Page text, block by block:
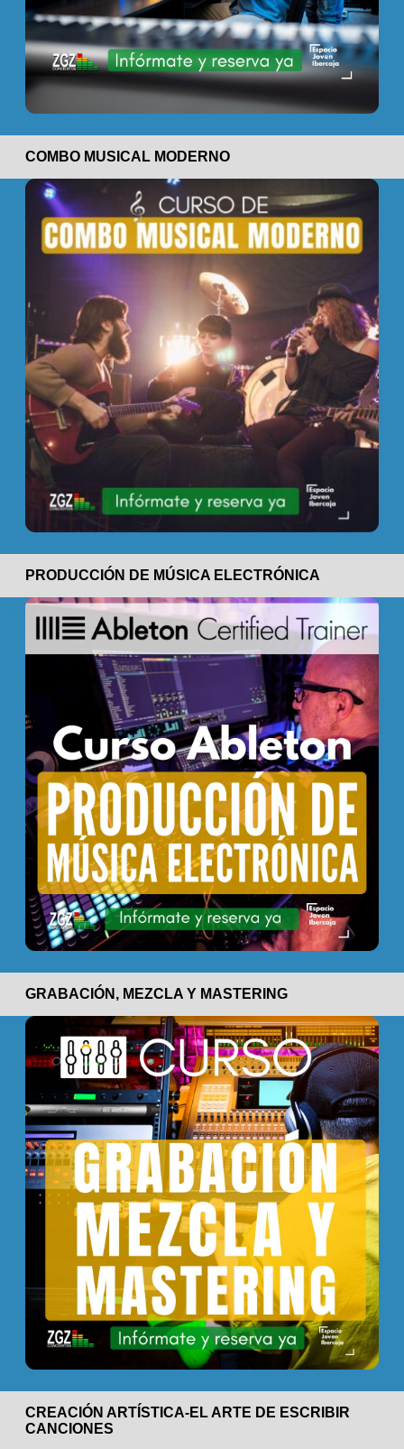
COMBO MUSICAL MODERNO
PRODUCCIÓN DE MÚSICA ELECTRÓNICA
GRABACIÓN, MEZCLA Y MASTERING
CREACIÓN ARTÍSTICA-EL ARTE DE ESCRIBIR
CANCIONES